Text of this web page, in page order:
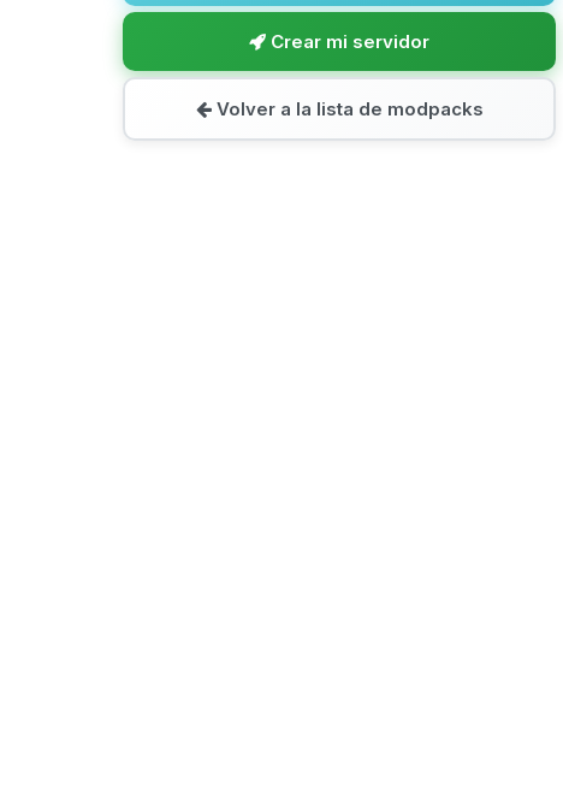
Crear mi servidor
Volver a la lista de modpacks